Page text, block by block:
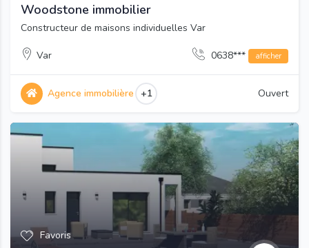
Woodstone immobilier
Constructeur de maisons individuelles Var
Var 0638*** afficher
Agence immobilière +1 Ouvert
Favoris